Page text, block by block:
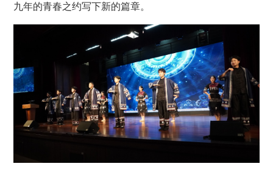
九年的青春之约写下新的篇章。